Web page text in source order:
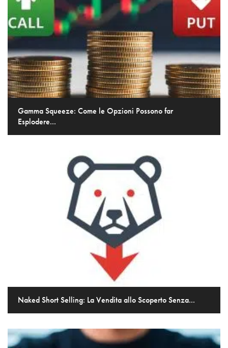
Gamma Squeeze: Come le Opzioni Possono far
Esplodere...
Naked Short Selling: La Vendita allo Scoperto Senza...